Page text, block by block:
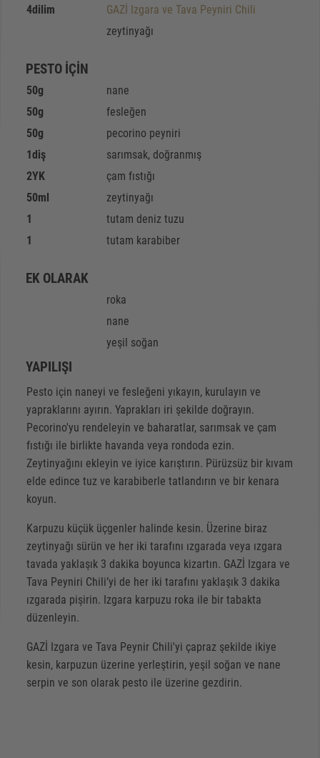
4dilim
GAZİ Izgara ve Tava Peyniri Chili
zeytinyağı
PESTO İÇİN
50g
nane
50g
fesleğen
50g
pecorino peyniri
1diş
sarımsak, doğranmış
2YK
çam fıstığı
50ml
zeytinyağı
1
tutam deniz tuzu
1
tutam karabiber
EK OLARAK
roka
nane
yeşil soğan
YAPILIŞI
Pesto için naneyi ve fesleğeni yıkayın, kurulayın ve
yapraklarını ayırın. Yaprakları iri şekilde doğrayın.
Pecorino'yu rendeleyin ve baharatlar, sarımsak ve çam
fıstığı ile birlikte havanda veya rondoda ezin.
Zeytinyağını ekleyin ve iyice karıştırın. Pürüzsüz bir kıvam
elde edince tuz ve karabiberle tatlandırın ve bir kenara
koyun.
Karpuzu küçük üçgenler halinde kesin. Üzerine biraz
zeytinyağı sürün ve her iki tarafını ızgarada veya ızgara
tavada yaklaşık 3 dakika boyunca kizartın. GAZİ Izgara ve
Tava Peyniri Chili’yi de her iki tarafını yaklaşık 3 dakika
ızgarada pişirin. Izgara karpuzu roka ile bir tabakta
düzenleyin.
GAZİ Izgara ve Tava Peynir Chili'yi çapraz şekilde ikiye
kesin, karpuzun üzerine yerleştirin, yeşil soğan ve nane
serpin ve son olarak pesto ile üzerine gezdirin.